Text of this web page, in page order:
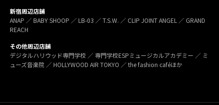
新宿周辺店舗
ANAP ／ BABY SHOOP ／ LB-03 ／ T.S.W. ／ CLIP JOINT ANGEL ／ GRAND
REACH
その他周辺店舗
デジタルハリウッド専門学校 ／ 専門学校ESPミュージカルアカデミー ／ ミ
ューズ音楽院 ／ HOLLYWOOD AIR TOKYO ／ the fashion caféほか